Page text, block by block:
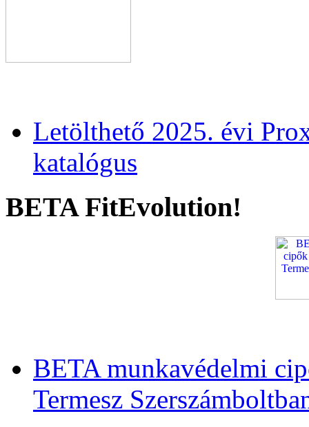
Letölthető 2025. évi
katalógus
BETA FitEvolution!
BETA munkavédelmi
Termesz